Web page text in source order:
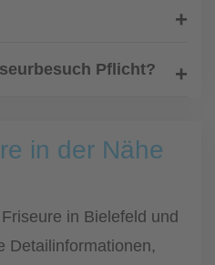
Pflicht?
in der Nähe
in Bielefeld und
Detailinformationen,